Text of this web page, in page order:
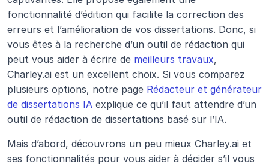
fonctionnalité d’édition qui facilite la correction des
erreurs et l’amélioration de vos dissertations. Donc, si
vous êtes à la recherche d’un outil de rédaction qui
peut vous aider à écrire de meilleurs travaux,
Charley.ai est un excellent choix. Si vous comparez
plusieurs options, notre page Rédacteur et générateur
de dissertations IA explique ce qu’il faut attendre d’un
outil de rédaction de dissertations basé sur l’IA.
Mais d’abord, découvrons un peu mieux Charley.ai et
ses fonctionnalités pour vous aider à décider s’il vous